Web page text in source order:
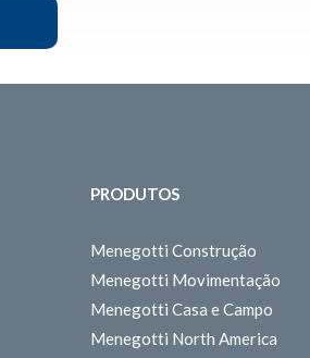
PRODUTOS
Menegotti Construção
Menegotti Movimentação
Menegotti Casa e Campo
Menegotti North America